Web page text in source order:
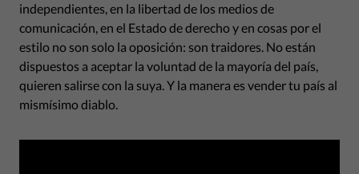
independientes, en la libertad de los medios de
comunicación, en el Estado de derecho y en cosas por el
estilo no son solo la oposición: son traidores. No están
dispuestos a aceptar la voluntad de la mayoría del país,
quieren salirse con la suya. Y la manera es vender tu país al
mismísimo diablo.